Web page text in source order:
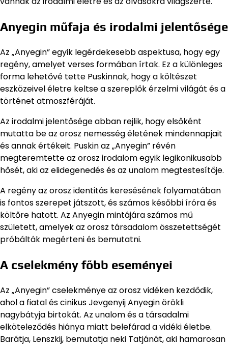
Anyegin műfaja és irodalmi jelentősége
Az „Anyegin” egyik legérdekesebb aspektusa, hogy egy
regény, amelyet verses formában írtak. Ez a különleges
forma lehetővé tette Puskinnak, hogy a költészet
eszközeivel életre keltse a szereplők érzelmi világát és a
történet atmoszféráját.
Az irodalmi jelentősége abban rejlik, hogy elsőként
mutatta be az orosz nemesség életének mindennapjait
és annak értékeit. Puskin az „Anyegin” révén
megteremtette az orosz irodalom egyik legikonikusabb
hősét, aki az elidegenedés és az unalom megtestesítője.
A regény az orosz identitás keresésének folyamatában
is fontos szerepet játszott, és számos későbbi íróra és
költőre hatott. Az Anyegin mintájára számos mű
született, amelyek az orosz társadalom összetettségét
próbálták megérteni és bemutatni.
A cselekmény főbb eseményei
Az „Anyegin” cselekménye az orosz vidéken kezdődik,
ahol a fiatal és cinikus Jevgenyij Anyegin örökli
nagybátyja birtokát. Az unalom és a társadalmi
elköteleződés hiánya miatt belefárad a vidéki életbe.
Barátja, Lenszkij, bemutatja neki Tatjánát, aki hamarosan